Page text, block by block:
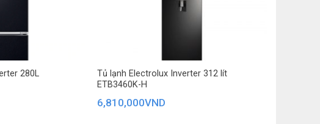
280L
Tủ lạnh Electrolux Inverter 312 lít
ETB3460K-H
6,810,000VND